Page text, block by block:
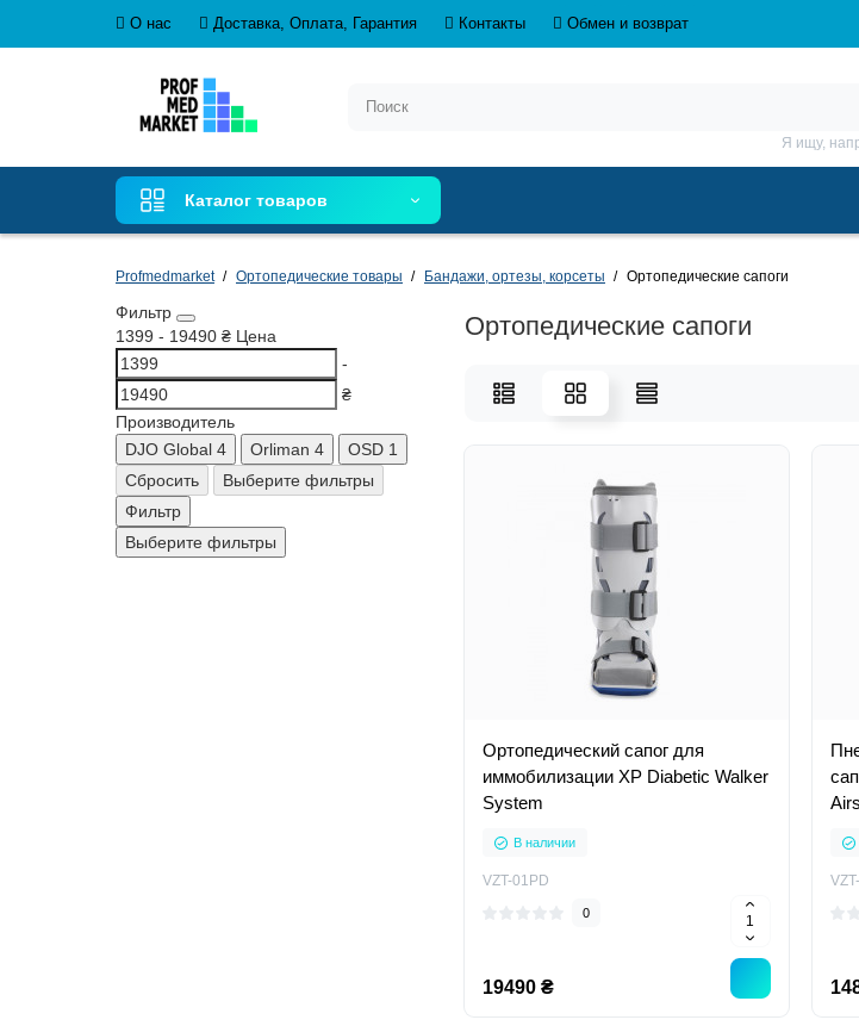
О нас Доставка, Оплата, Гарантия Контакты Обмен и возврат
Я ищу,
Каталог товаров
Profmedmarket Ортопедические товары Бандажи, ортезы, корсеты Ортопедические сапоги
Фильтр
1399 - 19490 ₴ Цена
-
₴
Производитель
DJO Global 4 Orliman 4 OSD 1
Сбросить
Выберите фильтры
Фильтр
Выберите фильтры
Ортопедические сапоги
Ортопедический сапог для
иммобилизации XP Diabetic Walker
System
В наличии
VZT-01PD
0
19490 ₴